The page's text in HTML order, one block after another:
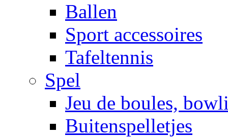
Ballen
Sport accessoires
Tafeltennis
Spel
Jeu de boules,
Buitenspelletjes